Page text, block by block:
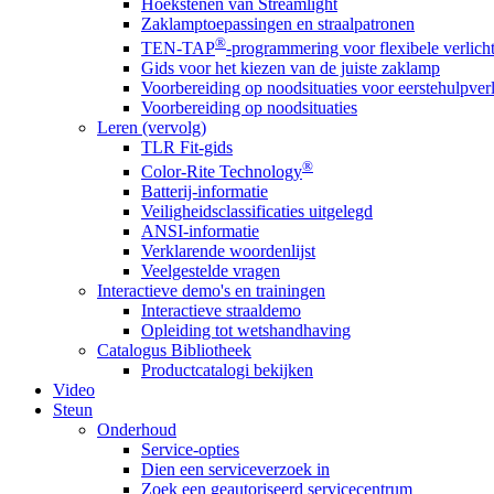
Zaklamptoepassingen en straalpatronen
TEN-TAP®-programmering voor flexibele
Gids voor het kiezen van de juiste zaklamp
Voorbereiding op noodsituaties voor
Voorbereiding op noodsituaties
Leren (vervolg)
TLR Fit-gids
Color-Rite Technology®
Batterij-informatie
Veiligheidsclassificaties uitgelegd
ANSI-informatie
Verklarende woordenlijst
Veelgestelde vragen
Interactieve demo's en trainingen
Interactieve straaldemo
Opleiding tot wetshandhaving
Catalogus Bibliotheek
Productcatalogi bekijken
Video
Steun
Onderhoud
Service-opties
Dien een serviceverzoek in
Zoek een geautoriseerd servicecentrum